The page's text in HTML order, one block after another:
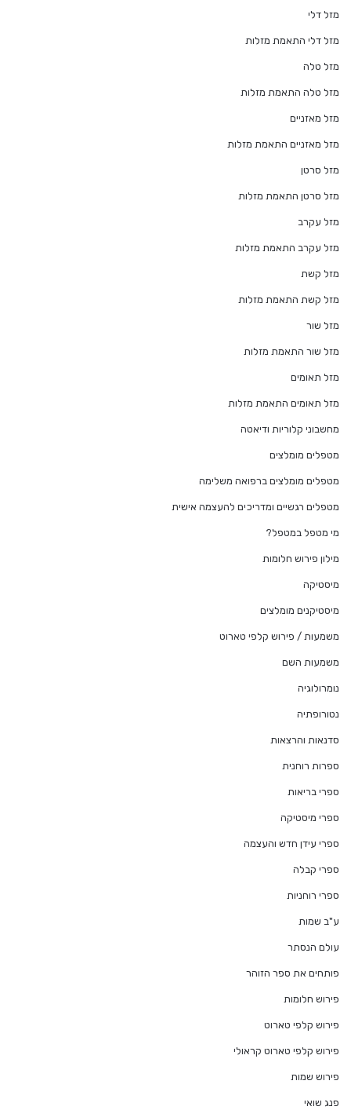
מזל דלי
מזל דלי התאמת מזלות
מזל טלה
מזל טלה התאמת מזלות
מזל מאזניים
מזל מאזניים התאמת מזלות
מזל סרטן
מזל סרטן התאמת מזלות
מזל עקרב
מזל עקרב התאמת מזלות
מזל קשת
מזל קשת התאמת מזלות
מזל שור
מזל שור התאמת מזלות
מזל תאומים
מזל תאומים התאמת מזלות
מחשבוני קלוריות ודיאטה
מטפלים מומלצים
מטפלים מומלצים ברפואה משלימה
מטפלים רגשיים ומדריכים להעצמה אישית
מי מטפל במטפל?
מילון פירוש חלומות
מיסטיקה
מיסטיקנים מומלצים
משמעות / פירוש קלפי טארוט
משמעות השם
נומרולוגיה
נטורופתיה
סדנאות והרצאות
ספרות רוחנית
ספרי בריאות
ספרי מיסטיקה
ספרי עידן חדש והעצמה
ספרי קבלה
ספרי רוחניות
ע"ב שמות
עולם הנסתר
פותחים את ספר הזוהר
פירוש חלומות
פירוש קלפי טארוט
פירוש קלפי טארוט קראולי
פירוש שמות
פנג שואי